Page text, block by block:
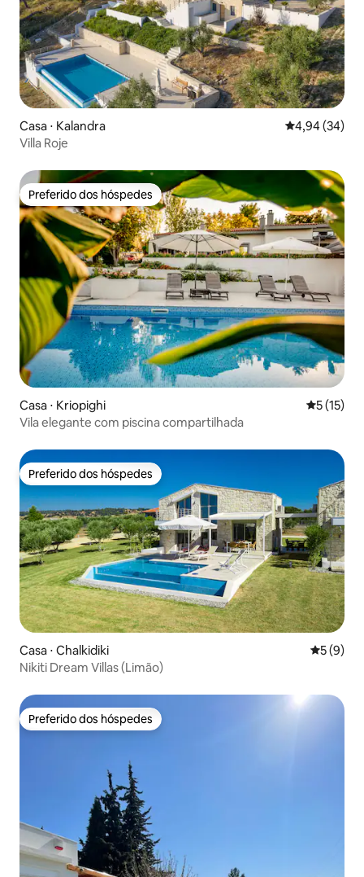
Casa ⋅ Kalandra 4,94 de uma
4,94 (34)
Villa Roje
Preferido dos hóspedes
Preferido dos hóspedes
Casa ⋅ Kriopighi 5 de uma
5 (15)
Vila elegante com piscina compartilhada
Preferido dos hóspedes
Preferido dos hóspedes
Casa ⋅ Chalkidiki 5 de
5 (9)
Nikiti Dream Villas (Limão)
Preferido dos hóspedes
Preferido dos hóspedes